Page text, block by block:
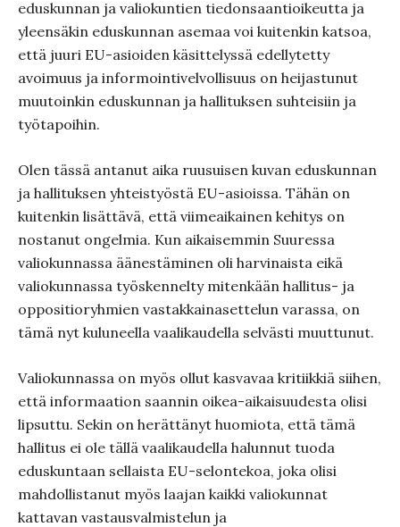
eduskunnan ja valiokuntien tiedonsaantioikeutta ja
yleensäkin eduskunnan asemaa voi kuitenkin katsoa,
että juuri EU-asioiden käsittelyssä edellytetty
avoimuus ja informointivelvollisuus on heijastunut
muutoinkin eduskunnan ja hallituksen suhteisiin ja
työtapoihin.
Olen tässä antanut aika ruusuisen kuvan eduskunnan
ja hallituksen yhteistyöstä EU-asioissa. Tähän on
kuitenkin lisättävä, että viimeaikainen kehitys on
nostanut ongelmia. Kun aikaisemmin Suuressa
valiokunnassa äänestäminen oli harvinaista eikä
valiokunnassa työskennelty mitenkään hallitus- ja
oppositioryhmien vastakkainasettelun varassa, on
tämä nyt kuluneella vaalikaudella selvästi muuttunut.
Valiokunnassa on myös ollut kasvavaa kritiikkiä siihen,
että informaation saannin oikea-aikaisuudesta olisi
lipsuttu. Sekin on herättänyt huomiota, että tämä
hallitus ei ole tällä vaalikaudella halunnut tuoda
eduskuntaan sellaista EU-selontekoa, joka olisi
mahdollistanut myös laajan kaikki valiokunnat
kattavan vastausvalmistelun ja